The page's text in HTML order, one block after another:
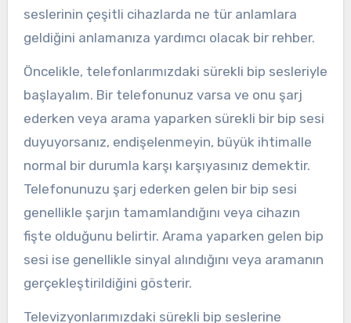
seslerinin çeşitli cihazlarda ne tür anlamlara
geldiğini anlamanıza yardımcı olacak bir rehber.
Öncelikle, telefonlarımızdaki sürekli bip sesleriyle
başlayalım. Bir telefonunuz varsa ve onu şarj
ederken veya arama yaparken sürekli bir bip sesi
duyuyorsanız, endişelenmeyin, büyük ihtimalle
normal bir durumla karşı karşıyasınız demektir.
Telefonunuzu şarj ederken gelen bir bip sesi
genellikle şarjın tamamlandığını veya cihazın
fişte olduğunu belirtir. Arama yaparken gelen bip
sesi ise genellikle sinyal alındığını veya aramanın
gerçekleştirildiğini gösterir.
Televizyonlarımızdaki sürekli bip seslerine